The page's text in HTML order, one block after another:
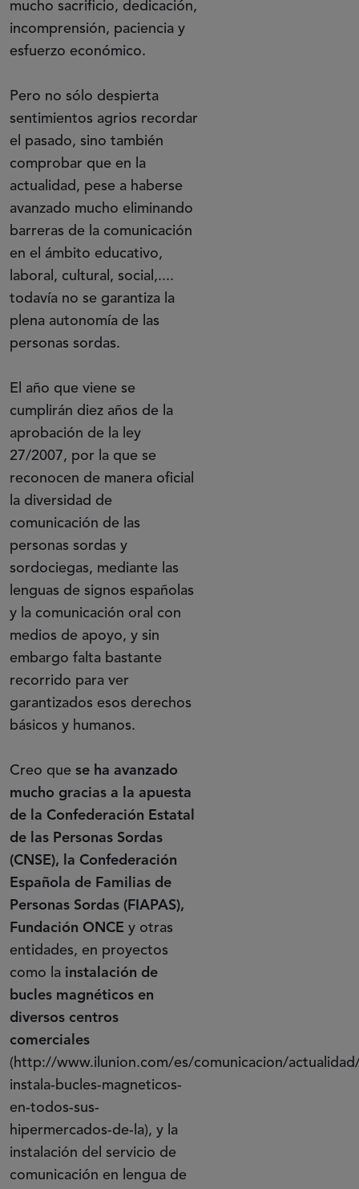
mucho sacrificio, dedicación,
incomprensión, paciencia y
esfuerzo económico.
Pero no sólo despierta
sentimientos agrios recordar
el pasado, sino también
comprobar que en la
actualidad, pese a haberse
avanzado mucho eliminando
barreras de la comunicación
en el ámbito educativo,
laboral, cultural, social,....
todavía no se garantiza la
plena autonomía de las
personas sordas.
El año que viene se
cumplirán diez años de la
aprobación de la ley
27/2007, por la que se
reconocen de manera oficial
la diversidad de
comunicación de las
personas sordas y
sordociegas, mediante las
lenguas de signos españolas
y la comunicación oral con
medios de apoyo, y sin
embargo falta bastante
recorrido para ver
garantizados esos derechos
básicos y humanos.
Creo que se ha avanzado
mucho gracias a la apuesta
de la Confederación Estatal
de las Personas Sordas
(CNSE), la Confederación
Española de Familias de
Personas Sordas (FIAPAS),
Fundación ONCE y otras
entidades, en proyectos
como la instalación de
bucles magnéticos en
diversos centros
comerciales
(http://www.ilunion.com/es/comunicacion/
instala-bucles-magneticos-
en-todos-sus-
hipermercados-de-la), y la
instalación del servicio de
comunicación en lengua de